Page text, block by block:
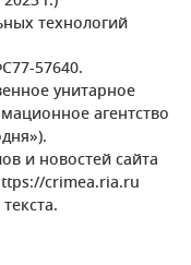
технологий
57640.
унитарное
агентство
и новостей сайта
crimea.ria.ru